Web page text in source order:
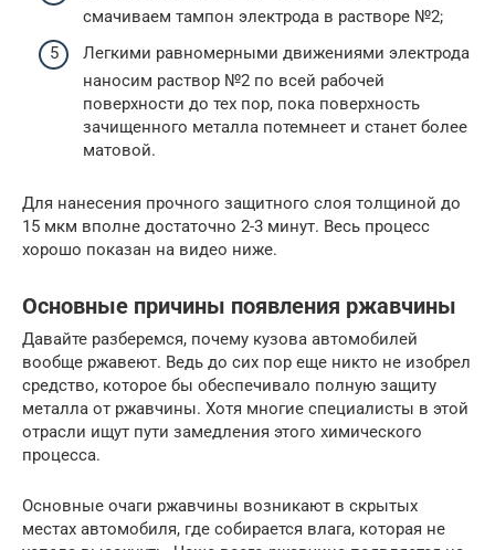
смачиваем тампон электрода в растворе №2;
Легкими равномерными движениями электрода
наносим раствор №2 по всей рабочей
поверхности до тех пор, пока поверхность
зачищенного металла потемнеет и станет более
матовой.
Для нанесения прочного защитного слоя толщиной до
15 мкм вполне достаточно 2-3 минут. Весь процесс
хорошо показан на видео ниже.
Основные причины появления ржавчины
Давайте разберемся, почему кузова автомобилей
вообще ржавеют. Ведь до сих пор еще никто не изобрел
средство, которое бы обеспечивало полную защиту
металла от ржавчины. Хотя многие специалисты в этой
отрасли ищут пути замедления этого химического
процесса.
Основные очаги ржавчины возникают в скрытых
местах автомобиля, где собирается влага, которая не